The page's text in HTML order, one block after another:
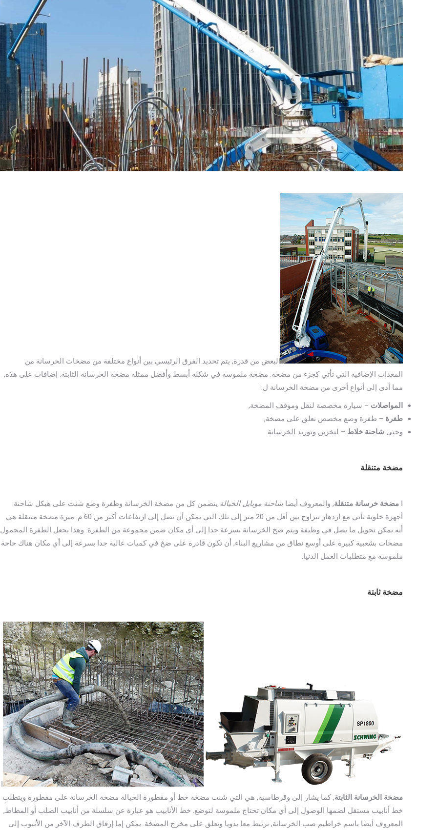
البعض من قدرة, يتم تحديد الفرق الرئيسي بين أنواع مختلفة من مضخات الخرسانة من
المعدات الإضافية التي تأتي كجزء من مضخة. مضخة ملموسة في شكله أبسط وأفضل ممثلة مضخة الخرسانة الثابتة. إضافات على هذه,
مما أدى إلى أنواع أخرى من مضخة الخرسانة ل:
المواصلات – سيارة مخصصة لنقل وموقف المضخة,
طفرة – طفرة وضع مخصص تعلق على مضخة,
وحتى شاحنة خلاط – لتخزين وتوريد الخرسانة.
مضخة متنقلة
ا مضخة خرسانة متنقلة, والمعروف أيضا شاحنة موبايل الخيالة يتضمن كل من مضخة الخرسانة وطفرة وضع شنت على هيكل شاحنة.
أجهزة خلوية تأتي مع ازدهار تتراوح بين أقل من 20 متر إلى تلك التي يمكن أن تصل إلى ارتفاعات أكثر من 60 م. ميزة مضخة متنقلة هي
أنه يمكن تحويل ما يصل في وظيفة ويتم ضخ الخرسانة بسرعة جدا إلى أي مكان ضمن مجموعة من الطفرة. وهذا يجعل الطفرة المحمول
مضخات بشعبية كبيرة على أوسع نطاق من مشاريع البناء, أن تكون قادرة على ضخ في كميات عالية جدا بسرعة إلى أي مكان هناك حاجة
ملموسة مع متطلبات العمل الدنيا.
مضخة ثابتة
ا
مضخة الخرسانة الثابتة, كما يشار إلى وقرطاسية, هي التي شنت مضخة خط أو مقطورة الخيالة مضخة الخرسانة على مقطورة ويتطلب
خط أنابيب مستقل لضمها الوصول إلى أي مكان تحتاج ملموسة لتوضع. خط الأنابيب هو عبارة عن سلسلة من أنابيب الصلب أو المطاط,
المعروف أيضا باسم خراطيم صب الخرسانة, ترتبط معا يدويا وتعلق على مخرج المضخة. يمكن إما إرفاق الطرف الآخر من الأنبوب إلى